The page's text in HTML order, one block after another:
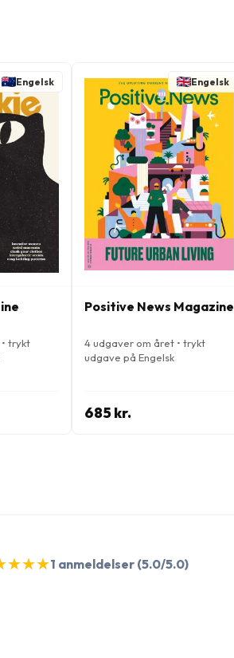
Engelsk
trykt
Engelsk
Positive News Magazine
4 udgaver om året • trykt
udgave på Engelsk
685 kr.
★
★★
★★
★1 anmeldelser (5.0/5.0)